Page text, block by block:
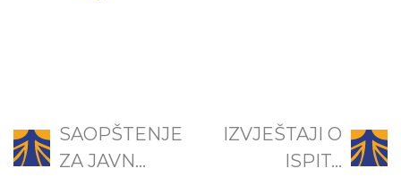
SAOPŠTENJE
ZA JAVN...
IZVJEŠTAJI O
ISPIT...